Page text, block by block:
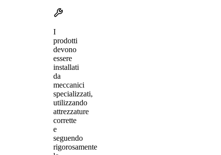
I
prodotti
devono
essere
installati
da
meccanici
specializzati,
utilizzando
attrezzature
corrette
e
seguendo
rigorosamente